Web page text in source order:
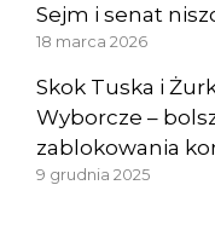
Sejm i senat
18 marca 2026
Skok Tuska i
Wyborcze –
zablokowania
9 grudnia 2025